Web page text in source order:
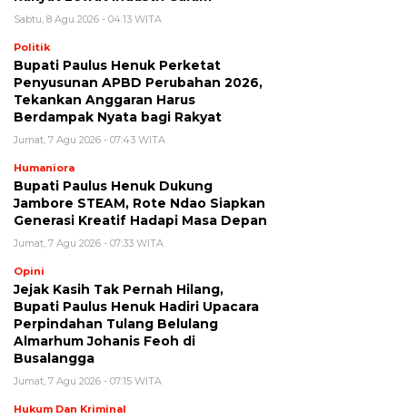
Sabtu, 8 Agu 2026 - 04:13 WITA
Politik
Bupati Paulus Henuk Perketat
Penyusunan APBD Perubahan 2026,
Tekankan Anggaran Harus
Berdampak Nyata bagi Rakyat
Jumat, 7 Agu 2026 - 07:43 WITA
Humaniora
Bupati Paulus Henuk Dukung
Jambore STEAM, Rote Ndao Siapkan
Generasi Kreatif Hadapi Masa Depan
Jumat, 7 Agu 2026 - 07:33 WITA
Opini
Jejak Kasih Tak Pernah Hilang,
Bupati Paulus Henuk Hadiri Upacara
Perpindahan Tulang Belulang
Almarhum Johanis Feoh di
Busalangga
Jumat, 7 Agu 2026 - 07:15 WITA
Hukum Dan Kriminal